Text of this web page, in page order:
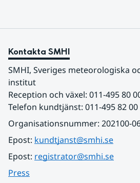
Kontakta SMHI
SMHI, Sveriges meteorologiska
institut
Reception och växel: 011-495 80
Telefon kundtjänst: 011-495 82 00
Organisationsnummer: 202100-
Epost: kundtjanst@smhi.se
Epost: registrator@smhi.se
Press